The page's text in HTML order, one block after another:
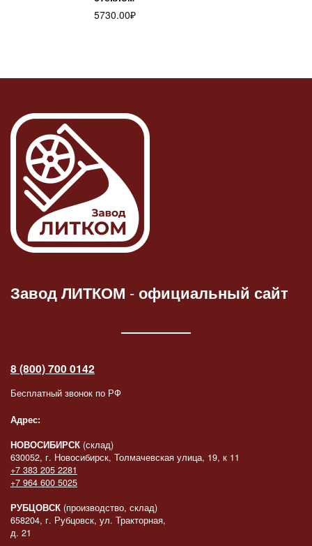
5730.00₽
Завод ЛИТКОМ -официальный сайт
8 (800) 700 0142
Бесплатный звонок по РФ
Адрес:
НОВОСИБИРСК (склад)
630052, г. Новосибирск, Толмачевская улица, 19, к 11
+7 383 205 2281
+7 964 600 5025
РУБЦОВСК (производство, склад)
658204, г. Рубцовск, ул. Тракторная,
д. 21